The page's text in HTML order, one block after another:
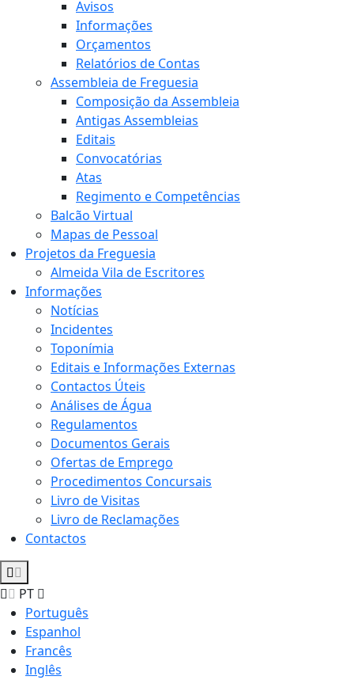
Avisos
Informações
Orçamentos
Relatórios de Contas
Assembleia de Freguesia
Composição da Assembleia
Antigas Assembleias
Editais
Convocatórias
Atas
Regimento e Competências
Balcão Virtual
Mapas de Pessoal
Projetos da Freguesia
Almeida Vila de Escritores
Informações
Notícias
Incidentes
Toponímia
Editais e Informações Externas
Contactos Úteis
Análises de Água
Regulamentos
Documentos Gerais
Ofertas de Emprego
Procedimentos Concursais
Livro de Visitas
Livro de Reclamações
Contactos
PT
Português
Espanhol
Francês
Inglês